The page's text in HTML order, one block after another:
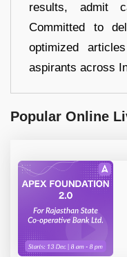
results, admit
Committed to
optimized
aspirants across
Popular Online